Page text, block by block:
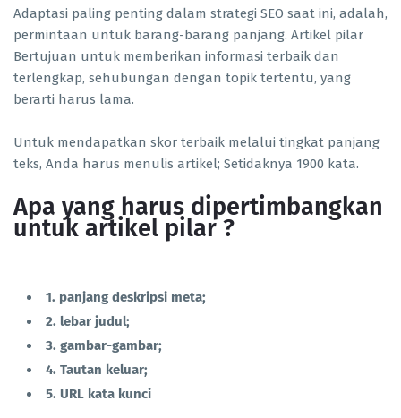
Adaptasi paling penting dalam strategi SEO saat ini, adalah,
permintaan untuk barang-barang panjang. Artikel pilar
Bertujuan untuk memberikan informasi terbaik dan
terlengkap, sehubungan dengan topik tertentu, yang
berarti harus lama.
Untuk mendapatkan skor terbaik melalui tingkat panjang
teks, Anda harus menulis artikel; Setidaknya 1900 kata.
Apa yang harus dipertimbangkan
untuk artikel pilar ?
1. panjang deskripsi meta;
2. lebar judul;
3. gambar-gambar;
4. Tautan keluar;
5. URL kata kunci